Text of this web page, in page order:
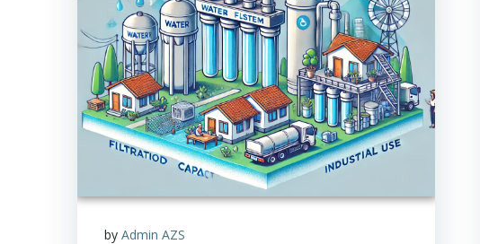
by Admin AZS